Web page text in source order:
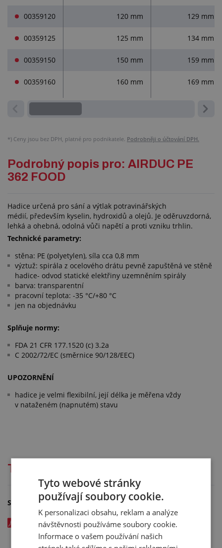
00359120 120 mm 129 mm
00359125 125 mm 134 mm
00359150 150 mm 159 mm
00359160 160 mm 169 mm
*) Ceny jsou bez DPH, platné pro podnikatele. Podrobněji o účtování DPH.
Podrobný popis pro: AIRDUC PE
362 FOOD
Hadice určená pro sání a výtlak potravinářských
médií, především kyselin, hydroxidů a olejů. Je oděruvzdorná,
lehká a ohebná, odolná vůči napětí a proti vzniku trhlin.
Technické parametry:
stěna: PE (polyetylen), síla cca 0,8 mm
výztuž: spirála z ocelového drátu pevně zapuštěná ve stěně
hadice- odvod statické elektřiny uzemněním spirály
barva: transparentní
pracovní teplota: -35 °C/+80 °C
jen na objednávku
Splňuje normy:
FDA 21 CFR 177.1520 (c) 3.2a
C 2002/72/EC (směrnice 90/128/EEC)
UPOZORNĚNÍ
hadice je velmi flexibilní, její délka je měřena vždy
v nataženém (napnutém) stavu
Technická dokumentace
Soubory ke stažení
Hadice AIRDUC PE 362 FOOD - katalogový list v CZ - kód:
00359xxx
Tyto webové stránky
používají soubory cookie.
K personalizaci obsahu, reklam a analýze
návštěvnosti používáme soubory cookie.
Informace o vašem používání našich